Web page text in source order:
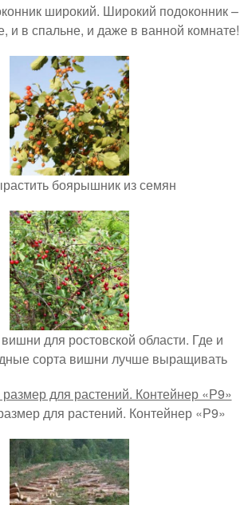
широкий. Широкий подоконник –
и в спальне, и даже в ванной комнате!
боярышник из семян
для ростовской области. Где и
сорта вишни лучше выращивать
для растений. Контейнер «Р9»